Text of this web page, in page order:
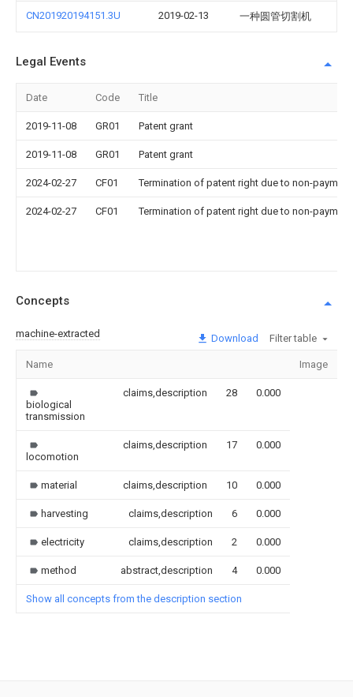
CN201920194151.3U 2019-02-13 一种圆管切割机
Legal Events
Date Code Title
2019-11-08 GR01 Patent grant
2019-11-08 GR01 Patent grant
2024-02-27 CF01 Termination of patent right due to non-
2024-02-27 CF01 Termination of patent right due to non-
Concepts
machine-extracted Download Filter table
Name Image
biological
transmission
claims,description 28 0.000
locomotion
claims,description 17 0.000
material claims,description 10 0.000
harvesting claims,description 6 0.000
electricity claims,description 2 0.000
method abstract,description 4 0.000
Show all concepts from the description section